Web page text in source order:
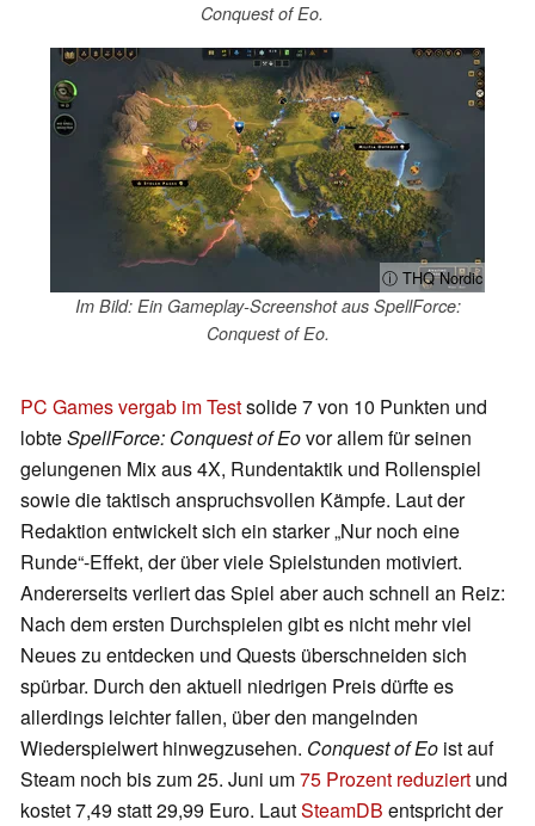
Conquest of Eo.
ⓘ THQ Nordic
Im Bild: Ein Gameplay-Screenshot aus SpellForce:
Conquest of Eo.
PC Games vergab im Testsolide 7 von 10 Punkten und
lobteSpellForce: Conquest of Eovor allem für seinen
gelungenen Mix aus 4X, Rundentaktik und Rollenspiel
sowie die taktisch anspruchsvollen Kämpfe. Laut der
Redaktion entwickelt sich ein starker „Nur noch eine
Runde“-Effekt, der über viele Spielstunden motiviert.
Andererseits verliert das Spiel aber auch schnell an Reiz:
Nach dem ersten Durchspielen gibt es nicht mehr viel
Neues zu entdecken und Quests überschneiden sich
spürbar. Durch den aktuell niedrigen Preis dürfte es
allerdings leichter fallen, über den mangelnden
Wiederspielwert hinwegzusehen. Conquest of Eo ist auf
Steam noch bis zum 25. Juni um75 Prozent reduziert und
kostet 7,49 statt 29,99 Euro. LautSteamDB entspricht der